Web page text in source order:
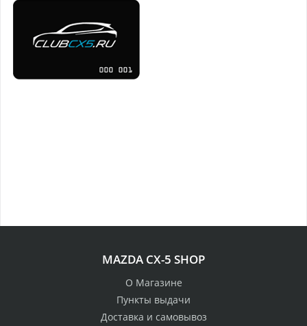
MAZDA CX-5 SHOP
О Магазине
Пункты выдачи
Доставка и самовывоз